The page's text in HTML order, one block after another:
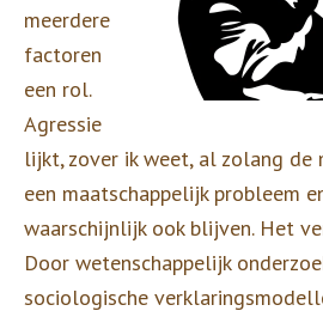
meerdere
factoren
een rol.
Agressie
lijkt, zover ik weet, al zolang de
een maatschappelijk probleem
waarschijnlijk ook blijven. Het
Door wetenschappelijk
sociologische